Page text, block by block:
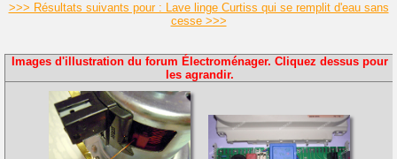
>>> Résultats suivants pour : Lave linge Curtiss qui se remplit d'eau sans
cesse >>>
Images d'illustration du forum Électroménager. Cliquez dessus pour
les agrandir.